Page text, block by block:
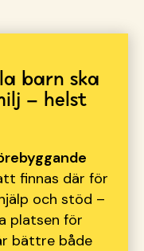
barn ska
– helst
finnas där för
älp och stöd –
platsen för
bättre både